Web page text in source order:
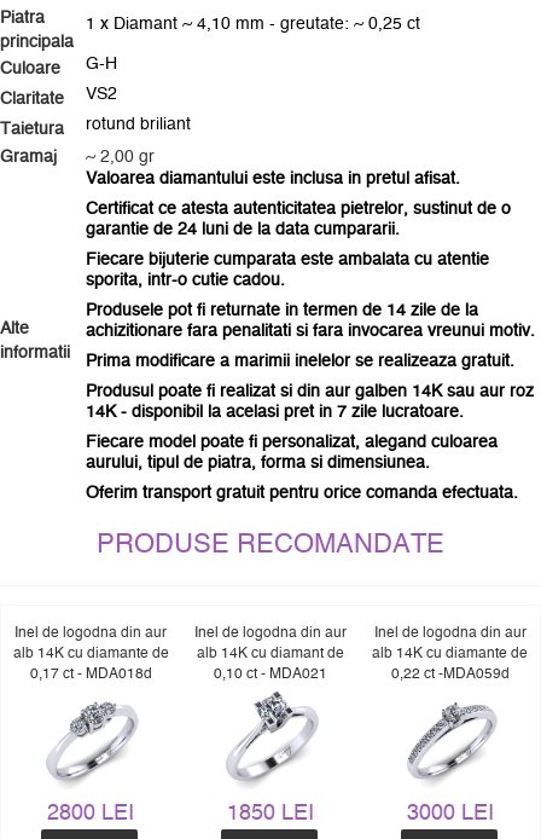
Piatra
principala
1 x Diamant ~ 4,10 mm - greutate: ~ 0,25 ct
Culoare G-H
Claritate VS2
Taietura
rotund briliant
Gramaj
~ 2,00 gr
Alte
informatii
Valoarea diamantului este inclusa in pretul afisat.
Certificat ce atesta autenticitatea pietrelor, sustinut de o
garantie de 24 luni de la data cumpararii.
Fiecare bijuterie cumparata este ambalata cu atentie
sporita, intr-o cutie cadou.
Produsele pot fi returnate in termen de 14 zile de la
achizitionare fara penalitati si fara invocarea vreunui motiv.
Prima modificare a marimii inelelor se realizeaza gratuit.
Produsul poate fi realizat si din aur galben 14K sau aur roz
14K - disponibil la acelasi pret in 7 zile lucratoare.
Fiecare model poate fi personalizat, alegand culoarea
aurului, tipul de piatra, forma si dimensiunea.
Oferim transport gratuit pentru orice comanda efectuata.
PRODUSE RECOMANDATE
Inel de logodna din aur
alb 14K cu diamante de
0,17 ct - MDA018d
2800 LEI
Inel de logodna din aur
alb 14K cu diamant de
0,10 ct - MDA021
1850 LEI
Inel de logodna din aur
alb 14K cu diamante de
0,22 ct -MDA059d
3000 LEI